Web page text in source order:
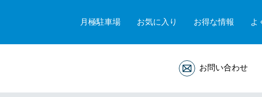
月極駐車場 お気に入り お得な情報 よ
お問い合わせ